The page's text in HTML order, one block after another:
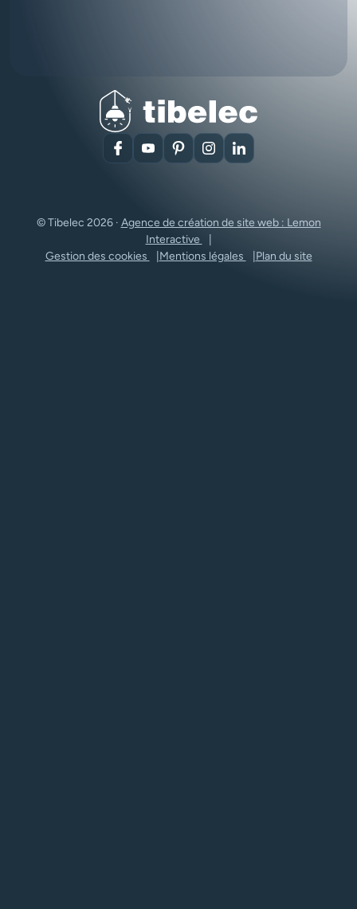
FacebookYouTubePinterestInstagramLinkedIn
© Tibelec 2026 · Agence de création de site web : Lemon
Interactive
Gestion des cookies
Mentions légales Plan du site